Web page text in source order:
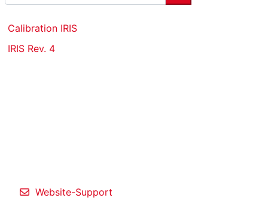
Kurse suchen
Calibration IRIS
IRIS Rev. 4
Website-Support